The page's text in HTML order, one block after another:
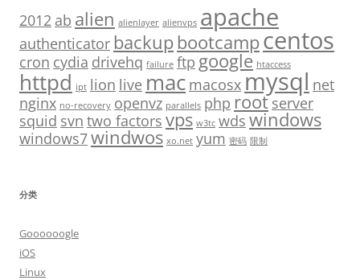
2012 ab alien alienlayer alienvps apache
authenticator backupbootcampcentos
cron cydia drivehq failure ftp google htaccess
httpd ipt lion live mac macosxmysql net
nginx no-recovery openvz parallels php root server
squid svn two factors vps w3tc wds windows
windows7windwos xo.net yum 密码 限制
分类
Goooooogle
iOS
Linux